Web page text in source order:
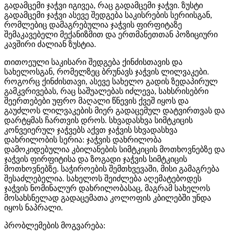
გადამცემი ჯაჭვი იგივეა, რაც გადამცემი ჯაჭვი. ზუსტი
გადამცემი ჯაჭვი ასევე შედგება საკისრების სერიისგან,
რომლებიც დამაგრებულია ჯაჭვის ფირფიტაზე
შემაკავებელი მექანიზმით და ერთმანეთთან პოზიციური
კავშირი ძალიან ზუსტია.
თითოეული საკისარი შედგება ქინძისთავის და
სახელოსგან, რომელზეც ბრუნავს ჯაჭვის ლილვაკები.
როგორც ქინძისთავი, ასევე სახელო გადის ზედაპირულ
გამკვრივებას, რაც საშუალებას იძლევა, სახსრისებრი
შეერთებები უფრო მაღალი წნევის ქვეშ იყოს და
გაუძლოს ლილვაკების მიერ გადაცემულ დატვირთვას და
დარტყმას ჩართვის დროს. სხვადასხვა სიმტკიცის
კონვეიერულ ჯაჭვებს აქვთ ჯაჭვის სხვადასხვა
დახრილობის სერია: ჯაჭვის დახრილობა
დამოკიდებულია კბილანების სიმტკიცის მოთხოვნებზე და
ჯაჭვის ფირფიტისა და ზოგადი ჯაჭვის სიმტკიცის
მოთხოვნებზე. საჭიროების შემთხვევაში, მისი გამაგრება
შესაძლებელია. სახელოს შეიძლება აღემატებოდეს
ჯაჭვის ნომინალურ დახრილობასაც, მაგრამ სახელოს
მოსახსნელად გადაცემათა კოლოფის კბილებში უნდა
იყოს ნაპრალი.
პრობლემების მოგვარება: